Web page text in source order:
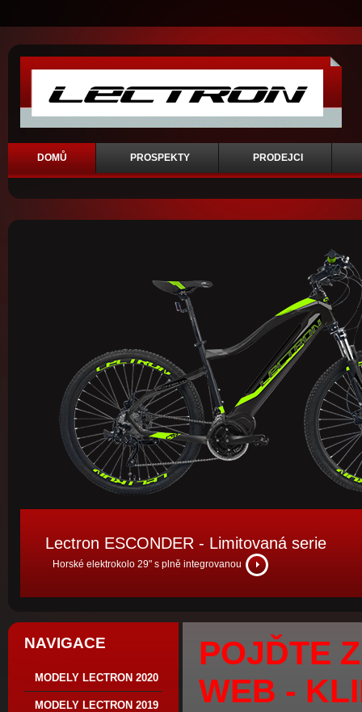
DOMŮ PROSPEKTY PRODEJCI
Lectron ESCONDER - Limitovaná serie
Horské elektrokolo 29" s plně integrovanou
NAVIGACE
MODELY LECTRON 2020
MODELY LECTRON 2019
POJĎTE
WEB -